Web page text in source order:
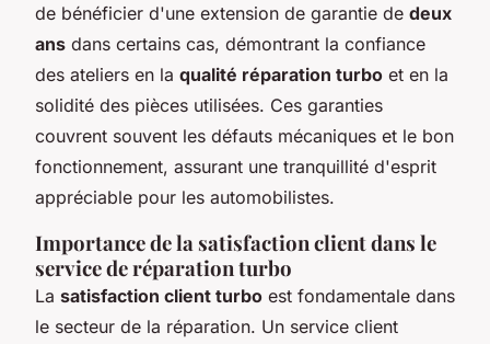
de bénéficier d'une extension de garantie de deux
ans dans certains cas, démontrant la confiance
des ateliers en la qualité réparation turbo et en la
solidité des pièces utilisées. Ces garanties
couvrent souvent les défauts mécaniques et le bon
fonctionnement, assurant une tranquillité d'esprit
appréciable pour les automobilistes.
Importance de la satisfaction client dans le
service de réparation turbo
La satisfaction client turbo est fondamentale dans
le secteur de la réparation. Un service client